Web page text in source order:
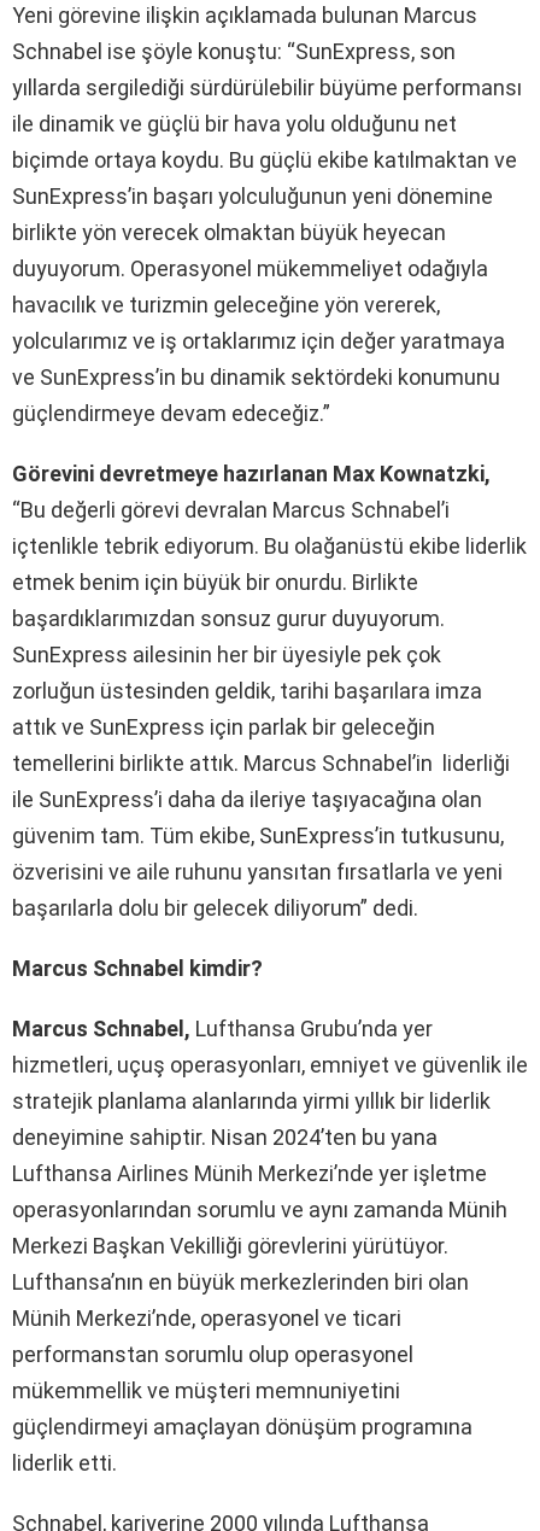
Yeni görevine ilişkin açıklamada bulunan Marcus
Schnabel ise şöyle konuştu: “SunExpress, son
yıllarda sergilediği sürdürülebilir büyüme performansı
ile dinamik ve güçlü bir hava yolu olduğunu net
biçimde ortaya koydu. Bu güçlü ekibe katılmaktan ve
SunExpress’in başarı yolculuğunun yeni dönemine
birlikte yön verecek olmaktan büyük heyecan
duyuyorum. Operasyonel mükemmeliyet odağıyla
havacılık ve turizmin geleceğine yön vererek,
yolcularımız ve iş ortaklarımız için değer yaratmaya
ve SunExpress’in bu dinamik sektördeki konumunu
güçlendirmeye devam edeceğiz.”
Görevini devretmeye hazırlanan Max Kownatzki,
“Bu değerli görevi devralan Marcus Schnabel’i
içtenlikle tebrik ediyorum. Bu olağanüstü ekibe liderlik
etmek benim için büyük bir onurdu. Birlikte
başardıklarımızdan sonsuz gurur duyuyorum.
SunExpress ailesinin her bir üyesiyle pek çok
zorluğun üstesinden geldik, tarihi başarılara imza
attık ve SunExpress için parlak bir geleceğin
temellerini birlikte attık. Marcus Schnabel’in liderliği
ile SunExpress’i daha da ileriye taşıyacağına olan
güvenim tam. Tüm ekibe, SunExpress’in tutkusunu,
özverisini ve aile ruhunu yansıtan fırsatlarla ve yeni
başarılarla dolu bir gelecek diliyorum” dedi.
Marcus Schnabel kimdir?
Marcus Schnabel, Lufthansa Grubu’nda yer
hizmetleri, uçuş operasyonları, emniyet ve güvenlik ile
stratejik planlama alanlarında yirmi yıllık bir liderlik
deneyimine sahiptir. Nisan 2024’ten bu yana
Lufthansa Airlines Münih Merkezi’nde yer işletme
operasyonlarından sorumlu ve aynı zamanda Münih
Merkezi Başkan Vekilliği görevlerini yürütüyor.
Lufthansa’nın en büyük merkezlerinden biri olan
Münih Merkezi’nde, operasyonel ve ticari
performanstan sorumlu olup operasyonel
mükemmellik ve müşteri memnuniyetini
güçlendirmeyi amaçlayan dönüşüm programına
liderlik etti.
Schnabel, kariyerine 2000 yılında Lufthansa